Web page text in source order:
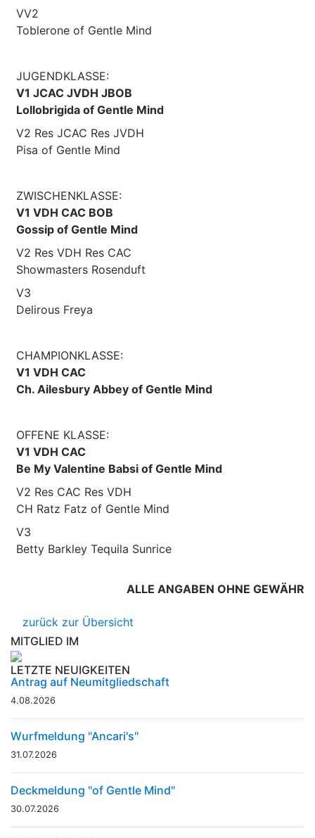
VV2
Toblerone of Gentle Mind
JUGENDKLASSE:
V1 JCAC JVDH JBOB
Lollobrigida of Gentle Mind
V2 Res JCAC Res JVDH
Pisa of Gentle Mind
ZWISCHENKLASSE:
V1 VDH CAC BOB
Gossip of Gentle Mind
V2 Res VDH Res CAC
Showmasters Rosenduft
V3
Delirous Freya
CHAMPIONKLASSE:
V1 VDH CAC
Ch. Ailesbury Abbey of Gentle Mind
OFFENE KLASSE:
V1 VDH CAC
Be My Valentine Babsi of Gentle Mind
V2 Res CAC Res VDH
CH Ratz Fatz of Gentle Mind
V3
Betty Barkley Tequila Sunrice
ALLE ANGABEN OHNE GEWÄHR
zurück zur Übersicht
MITGLIED IM
LETZTE NEUIGKEITEN
Antrag auf Neumitgliedschaft
4.08.2026
Wurfmeldung "Ancari's"
31.07.2026
Deckmeldung "of Gentle Mind"
30.07.2026